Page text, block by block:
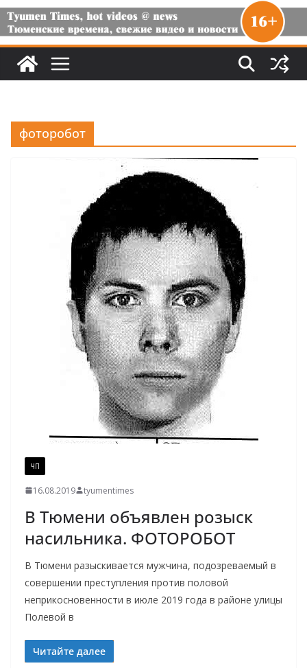
фоторобот
ЧП
16.08.2019 tyumentimes
В Тюмени объявлен розыск
насильника. ФОТОРОБОТ
В Тюмени разыскивается мужчина, подозреваемый в
совершении преступления против половой
неприкосновенности в июле 2019 года в районе улицы
Полевой в
Читайте далее